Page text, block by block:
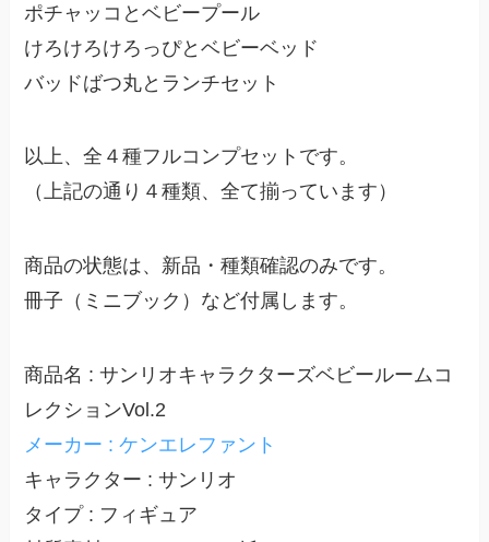
ポチャッコとベビープール
けろけろけろっぴとベビーベッド
バッドばつ丸とランチセット
以上、全４種フルコンプセットです。
（上記の通り４種類、全て揃っています）
商品の状態は、新品・種類確認のみです。
冊子（ミニブック）など付属します。
商品名 : サンリオキャラクターズベビールームコ
レクションVol.2
メーカー : ケンエレファント
キャラクター : サンリオ
タイプ : フィギュア